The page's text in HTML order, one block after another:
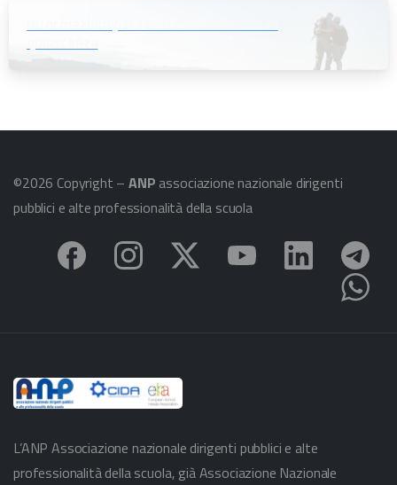
©2026 Copyright –ANP associazione nazionale dirigenti
pubblici e alte professionalità della scuola
L’ANP Associazione nazionale dirigenti pubblici e alte
professionalità della scuola, già Associazione Nazionale